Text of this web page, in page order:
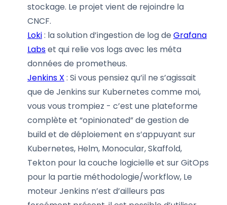
stockage. Le projet vient de rejoindre la
CNCF.
Loki: la solution d’ingestion de log de Grafana
Labset qui relie vos logs avec les méta
données de prometheus.
Jenkins X : Si vous pensiez qu’il ne s’agissait
que de Jenkins sur Kubernetes comme moi,
vous vous trompiez - c’est une plateforme
complète et “opinionated” de gestion de
build et de déploiement en s’appuyant sur
Kubernetes, Helm, Monocular, Skaffold,
Tekton pour la couche logicielle et sur GitOps
pour la partie méthodologie/workflow, Le
moteur Jenkins n’est d’ailleurs pas